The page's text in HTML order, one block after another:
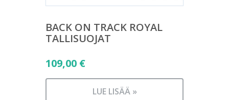
BACK ON TRACK ROYAL
TALLISUOJAT
109,00 €
LUE LISÄÄ »